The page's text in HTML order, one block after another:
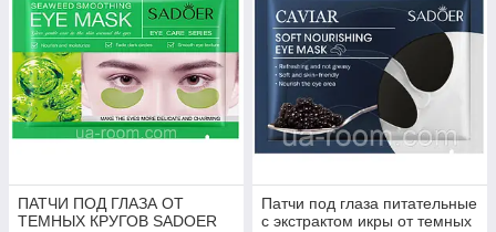
ПАТЧИ ПОД ГЛАЗА ОТ
ТЕМНЫХ КРУГОВ SADOER
Патчи под глаза питательные
с экстрактом икры от темных